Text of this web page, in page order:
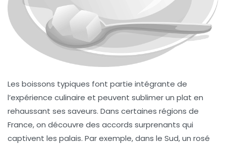
Les boissons typiques font partie intégrante de
l’expérience culinaire et peuvent sublimer un plat en
rehaussant ses saveurs. Dans certaines régions de
France, on découvre des accords surprenants qui
captivent les palais. Par exemple, dans le Sud, un rosé